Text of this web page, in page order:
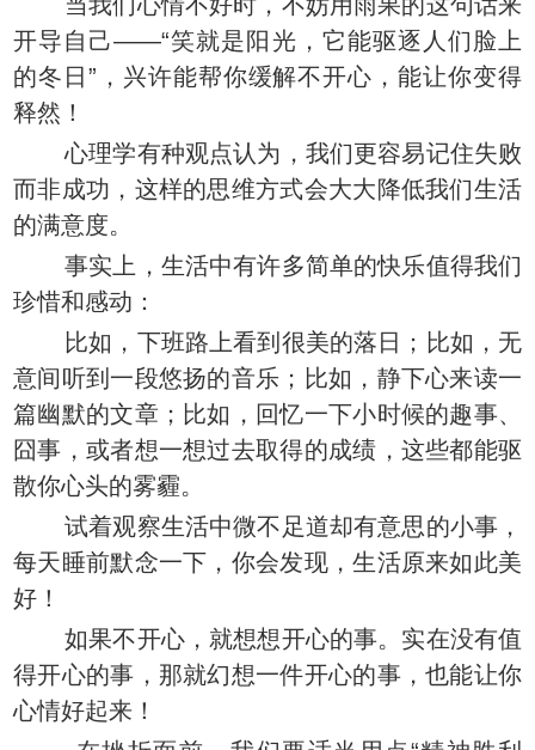
开导自己——“笑就是阳光，它能驱逐人们脸上
的冬日”，兴许能帮你缓解不开心，能让你变得
释然！
心理学有种观点认为，我们更容易记住失败
而非成功，这样的思维方式会大大降低我们生活
的满意度。
事实上，生活中有许多简单的快乐值得我们
珍惜和感动：
比如，下班路上看到很美的落日；比如，无
意间听到一段悠扬的音乐；比如，静下心来读一
篇幽默的文章；比如，回忆一下小时候的趣事、
囧事，或者想一想过去取得的成绩，这些都能驱
散你心头的雾霾。
试着观察生活中微不足道却有意思的小事，
每天睡前默念一下，你会发现，生活原来如此美
好！
如果不开心，就想想开心的事。实在没有值
得开心的事，那就幻想一件开心的事，也能让你
心情好起来！